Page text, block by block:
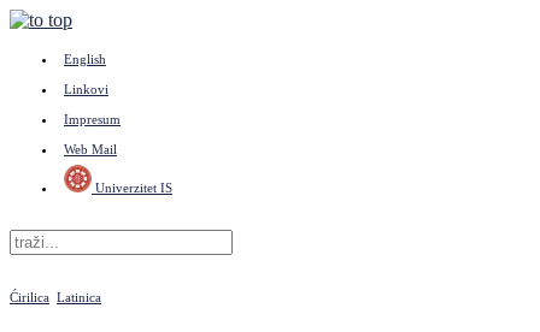
English
Linkovi
Impresum
Web Mail
Univerzitet IS
Ćirilica Latinica